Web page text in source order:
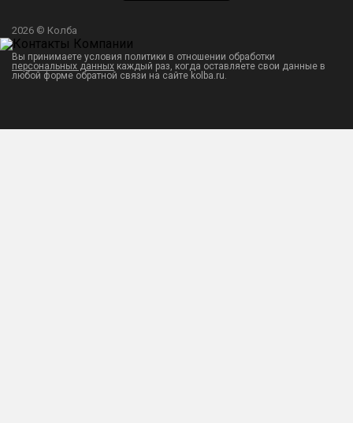
2026 © Колба
Вы принимаете условия политики в отношении обработки
персональных данных каждый раз, когда оставляете свои данные в
любой форме обратной связи на сайте kolba.ru.